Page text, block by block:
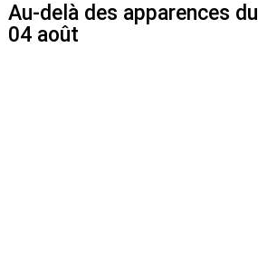
Au-delà des apparences du
04 août